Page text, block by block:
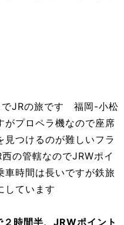
でJRの旅です 福岡-小松
がプロペラ機なので座席
つけるのが難しいフラ
の管轄なのでJRWポイ
時間は長いですが鉄旅
しています
時間半、JRWポイント